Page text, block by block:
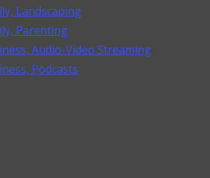
Landscaping
Parenting
Audio-Video Streaming
Podcasts